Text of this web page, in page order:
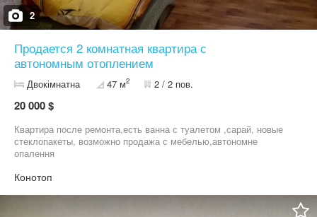
2
Продается 2 комнатная квартира с
автономным отоплением
Двокімнатна 47 м2 2 / 2 пов.
20 000 $
Квартира после ремонта,есть ванна с туалетом ,сарай, новые
стеклопакеты, возможно продажа с мебелью,автономне
опалення
Конотоп